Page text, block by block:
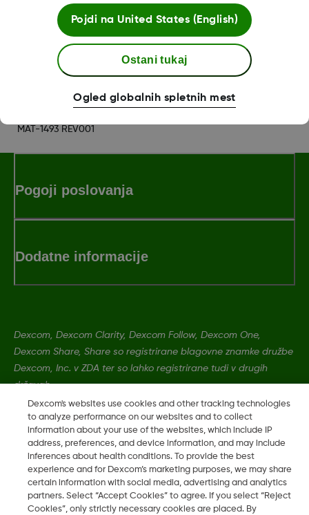
Was this article helpful?
MAT-1493 REV001
Pogoji poslovanja
Dodatne informacije
Dexcom, Dexcom Clarity, Dexcom Follow, Dexcom One,
Dexcom Share, Share so registrirane blagovne znamke družbe
Dexcom, Inc. v ZDA ter so lahko registrirane tudi v drugih
državah.
MAT-1493 REV001
2026 Dexcom, Inc. Vse pravice pridržane.
Pojdi na United States (English)
Ostani tukaj
Ogled globalnih spletnih mest
Dexcom's websites use cookies and other tracking technologies
to analyze performance on our websites and to collect
information about your use of the websites, which include IP
address, preferences, and device information, and may include
inferences about health conditions. To provide the best
experience and for Dexcom’s marketing purposes, we may share
certain information with social media, advertising and analytics
partners. Select “Accept Cookies” to agree. If you select “Reject
Cookies”, only strictly necessary cookies are placed. By